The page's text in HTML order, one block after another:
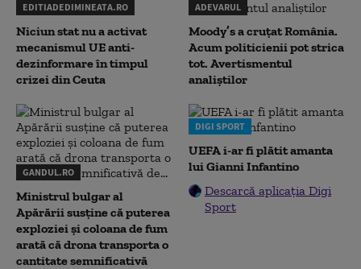
EDITIADEDIMINEATA.RO
Niciun stat nu a activat
mecanismul UE anti-
dezinformare în timpul
crizei din Ceuta
ADEVARUL
Moody’s a cruțat România.
Acum politicienii pot strica
tot. Avertismentul
analiștilor
GANDUL.RO
Ministrul bulgar al
Apărării susține că puterea
exploziei și coloana de fum
arată că drona transporta o
cantitate semnificativă
DIGI SPORT
UEFA i-ar fi plătit amanta
lui Gianni Infantino
Descarcă aplicația Digi
Sport